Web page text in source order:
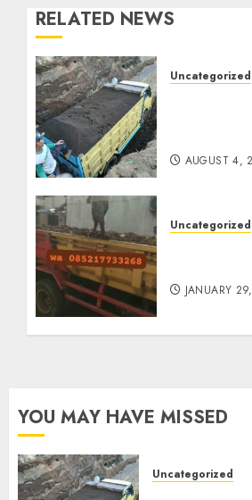
RELATED NEWS
Uncategorized
AUGUST 4,
Uncategorized
JANUARY
YOU MAY HAVE MISSED
Uncategorized